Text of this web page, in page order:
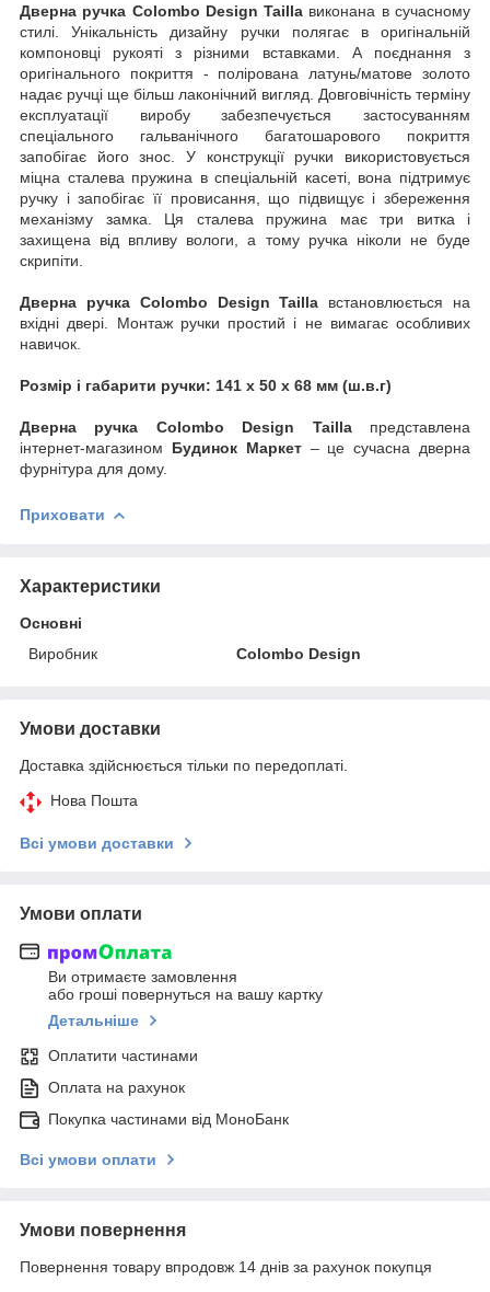
Дверна ручка Colombo Design Tailla виконана в сучасному
стилі. Унікальність дизайну ручки полягає в оригінальній
компоновці рукояті з різними вставками. А поєднання з
оригінального покриття - полірована латунь/матове золото
надає ручці ще більш лаконічний вигляд. Довговічність терміну
експлуатації виробу забезпечується застосуванням
спеціального гальванічного багатошарового покриття
запобігає його знос. У конструкції ручки використовується
міцна сталева пружина в спеціальній касеті, вона підтримує
ручку і запобігає її провисання, що підвищує і збереження
механізму замка. Ця сталева пружина має три витка і
захищена від впливу вологи, а тому ручка ніколи не буде
скрипіти.
Дверна ручка Colombo Design Tailla встановлюється на
вхідні двері. Монтаж ручки простий і не вимагає особливих
навичок.
Розмір і габарити ручки: 141 х 50 х 68 мм (ш.в.г)
Дверна ручка Colombo Design Taillaпредставлена
інтернет-магазином Будинок Маркет – це сучасна дверна
фурнітура для дому.
Приховати
Характеристики
Основні
Виробник
Colombo Design
Умови доставки
Доставка здійснюється тільки по передоплаті.
Нова Пошта
Всі умови доставки
Умови оплати
Ви отримаєте замовлення
або гроші повернуться на вашу картку
Детальніше
Оплатити частинами
Оплата на рахунок
Покупка частинами від МоноБанк
Всі умови оплати
Умови повернення
Повернення товару впродовж 14 днів за рахунок покупця